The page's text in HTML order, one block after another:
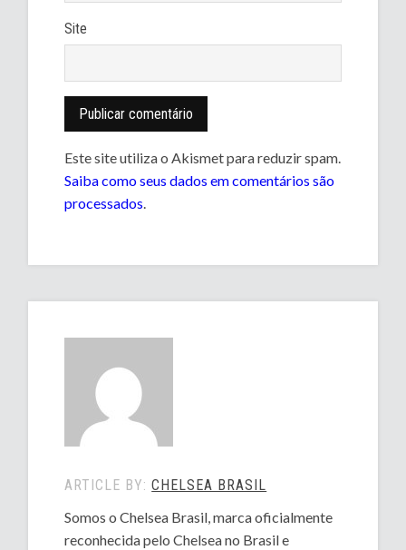
Site
Este site utiliza o Akismet para reduzir spam.
Saiba como seus dados em comentários são
processados.
ARTICLE BY:CHELSEA BRASIL
Somos o Chelsea Brasil, marca oficialmente
reconhecida pelo Chelsea no Brasil e